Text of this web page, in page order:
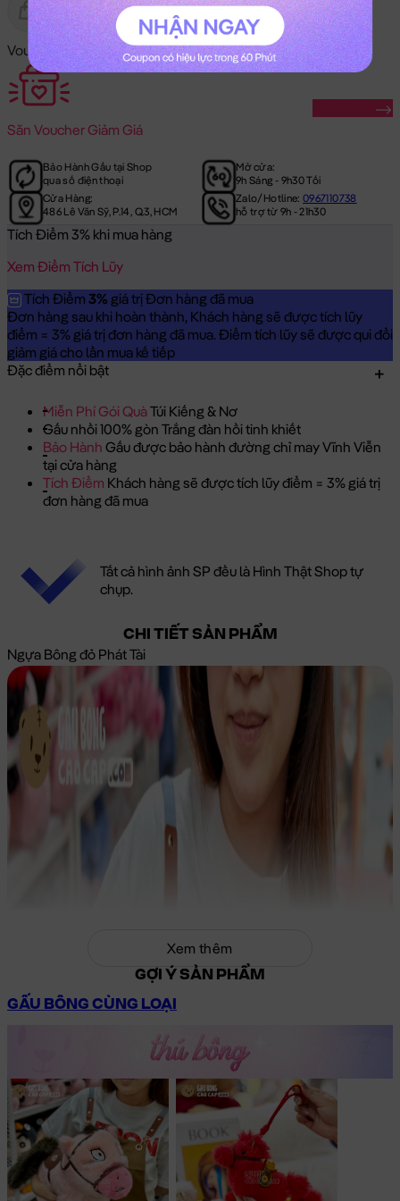
Gửi Tặng Hết Hàng
Voucher Mã Khuyến Mãi:
Săn Voucher Giảm Giá
Bảo Hành Gấu tại Shop
qua số điện thoại
Mở cửa:
9h Sáng - 9h30 Tối
Cửa Hàng:
486 Lê Văn Sỹ, P.14, Q.3, HCM
Zalo/Hotline:0967110738
hỗ trợ từ 9h - 21h30
Tích Điểm 3% khi mua hàng
Xem Điểm Tích Lũy
Tích Điểm 3% giá trị Đơn hàng đã mua
Đơn hàng sau khi hoàn thành, Khách hàng sẽ được tích lũy
điểm = 3% giá trị đơn hàng đã mua. Điểm tích lũy sẽ được qui đổi
giảm giá cho lần mua kế tiếp
Đặc điểm nổi bật
Miễn Phí Gói QuàTúi Kiếng & Nơ
Gấu nhồi 100% gòn Trắng đàn hồi tinh khiết
Bảo Hành Gấu được bảo hành đường chỉ may Vĩnh Viễn
tại cửa hàng
Tích Điểm Khách hàng sẽ được tích lũy điểm = 3% giá trị
đơn hàng đã mua
Tất cả hình ảnh SP đều là Hình Thật Shop tự
chụp.
CHI TIẾT SẢN PHẨM
Ngựa Bông đỏ Phát Tài
Xem thêm
GỢI Ý SẢN PHẨM
GẤU BÔNG CÙNG LOẠI